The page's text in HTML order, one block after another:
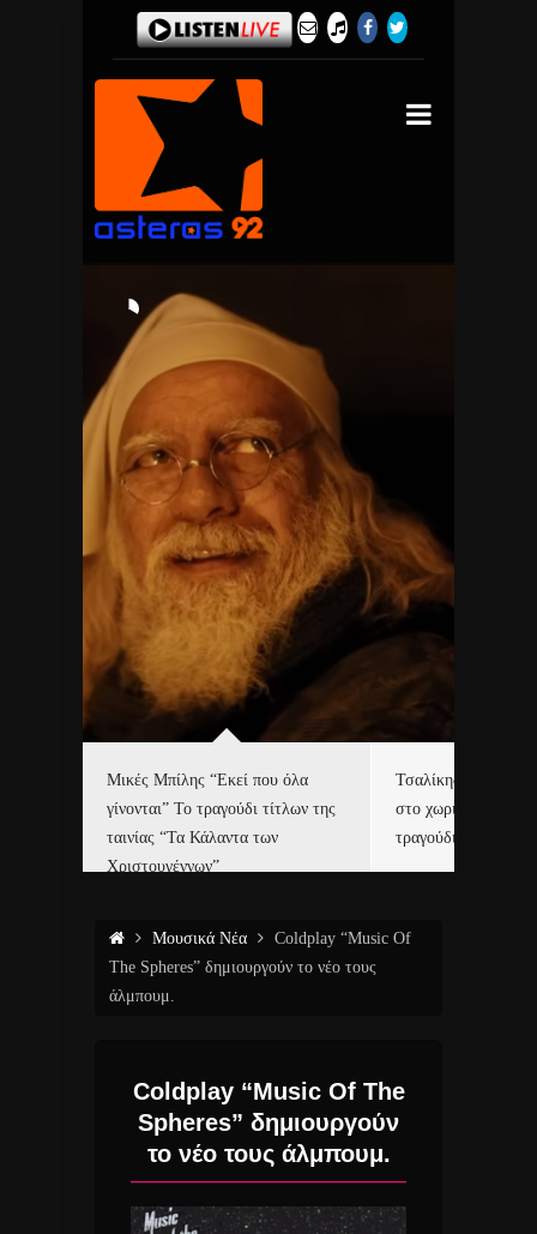
Μικές Μπίλης “Εκεί που όλα
γίνονται” Το τραγούδι τίτλων της
ταινίας “Τα Κάλαντα των
Χριστουγέννων”
Τσαλίκης,
στο χωριό του Άι
τραγούδι και video
Μουσικά Νέα
Coldplay “Music Of
The Spheres” δημιουργούν το νέο τους
άλμπουμ.
Coldplay “Music Of The
Spheres” δημιουργούν
το νέο τους άλμπουμ.